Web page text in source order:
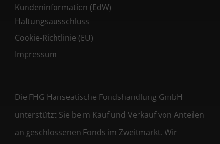
Kundeninformation (EdW)
Haftungsausschluss
Cookie-Richtlinie (EU)
Impressum
Die FHG Hanseatische Fondshandlung GmbH
unterstützt Sie beim Kauf und Verkauf von Anteilen
an geschlossenen Fonds im Zweitmarkt. Wir